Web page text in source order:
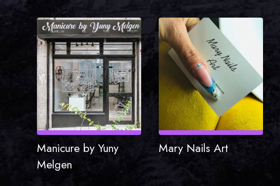
Manicure by Yuny
Melgen
Mary Nails Art